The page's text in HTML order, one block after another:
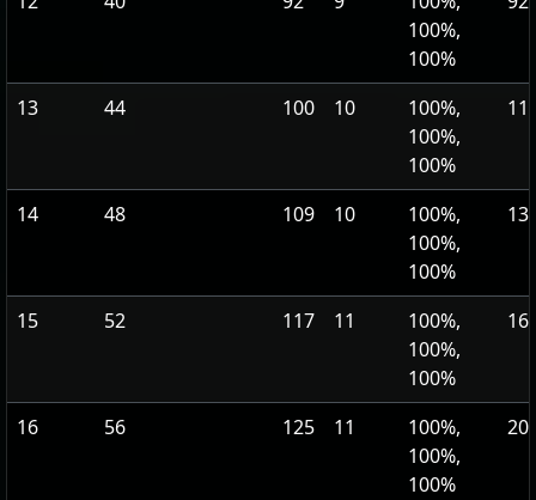
100%,
100%
13 44 100 10
100%,
100%,
100%
14 48 109 10
100%,
100%,
100%
15 52 117 11
100%,
100%,
100%
16 56 125 11
100%,
100%,
100%